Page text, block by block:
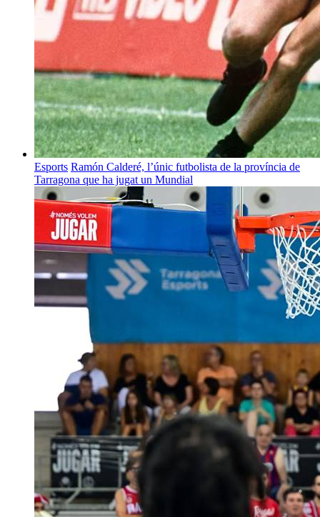
Esports Ramón Calderé, l’únic futbolista de la província de
Tarragona que ha jugat un Mundial